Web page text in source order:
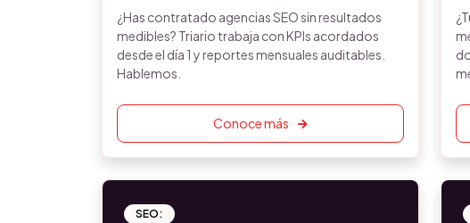
¿Has contratado agencias SEO sin resultados
medibles? Triario trabaja con KPIs acordados
desde el día 1 y reportes mensuales auditables.
Hablemos.
Conoce más
SEO: